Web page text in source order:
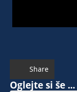
Share
Oglejte si še ...